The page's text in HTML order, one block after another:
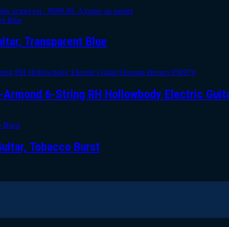
actuel est : $899.00. Ajouter au panier
Transparent Blue
6-String RH Hollowbody Electric
Tobacco Burst